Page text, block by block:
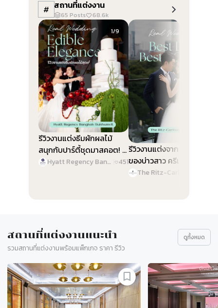
# สถานที่แต่งงาน
65 Posts 68.6k
Slide 1 of 9
1/9
รีวิวงานแต่งธีมผักผลไม้
สนุกกับปาร์ตี้ชุดมาสคอต! @
Hyatt Regency Bangkok
Hyatt Regency Bangkok Sukhumvit 451
Slide 1 of 9
รีวิวงานแต่งจาก Best Color
ของบ่าวสาว ครีเอทงานสวย
ทุกดีเทล @ The Ritz-
สถานที่แต่งงานแนะนำ
รวมสถานที่แต่งงานพร้อมแพ็กเกจ ราคา รีวิว
ดูทั้งหมด
Slide 1 of 9